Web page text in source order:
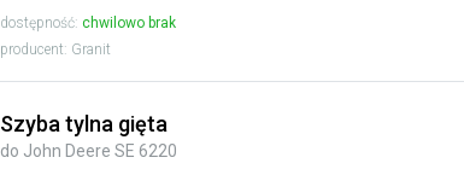
dostępność:chwilowo brak
producent: Granit
Szyba tylna gięta
do John Deere SE 6220